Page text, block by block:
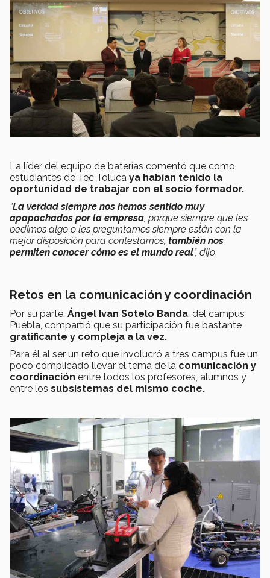
La líder del equipo de baterías comentó que como
estudiantes de Tec Toluca ya habían tenido la
oportunidad de trabajar con el socio formador.
“La verdad siempre nos hemos sentido muy
apapachados por la empresa, porque siempre que les
pedimos algo o les preguntamos siempre están con la
mejor disposición para contestarnos, también nos
permiten conocer cómo es el mundo real”, dijo.
Retos en la comunicación y coordinación
Por su parte, Ángel Ivan Sotelo Banda, del campus
Puebla, compartió que su participación fue bastante
gratificante y compleja a la vez.
Para él al ser un reto que involucró a tres campus fue un
poco complicado llevar el tema de la comunicación y
coordinación entre todos los profesores, alumnos y
entre los subsistemas del mismo coche.